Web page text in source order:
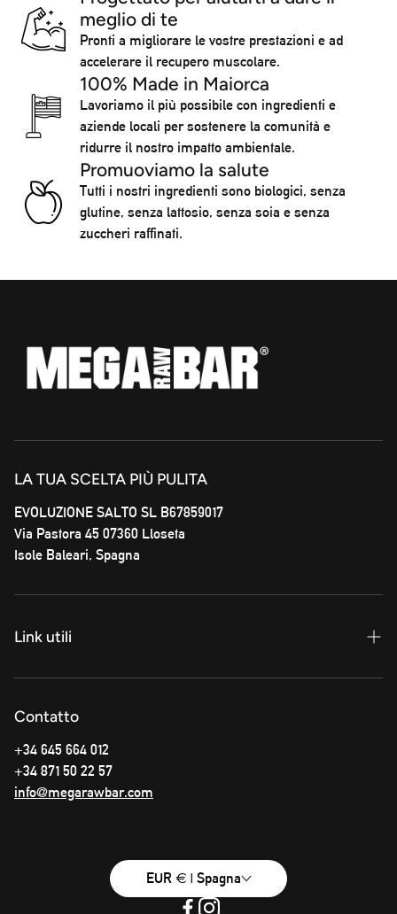
meglio di te
Pronti a migliorare le vostre prestazioni e ad
accelerare il recupero muscolare.
100% Made in Maiorca
Lavoriamo il più possibile con ingredienti e
aziende locali per sostenere la comunità e
ridurre il nostro impatto ambientale.
Promuoviamo la salute
Tutti i nostri ingredienti sono biologici, senza
glutine, senza lattosio, senza soia e senza
zuccheri raffinati.
LA TUA SCELTA PIÙ PULITA
EVOLUZIONE SALTO SL B67859017
Via Pastora 45 07360 Lloseta
Isole Baleari, Spagna
Link utili
Informazioni sulla spedizione
Contatto
+34 645 664 012
+34 871 50 22 57
info@megarawbar.com
EUR € | Spagna